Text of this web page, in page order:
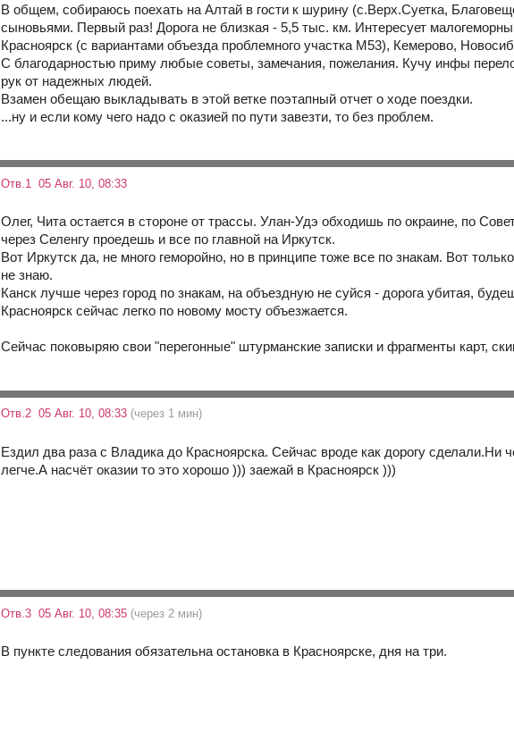
В общем, собираюсь поехать на Алтай в гости к шурину (с.Верх.Суетка,
сыновьями. Первый раз! Дорога не близкая - 5,5 тыс. км. Интересует
Красноярск (с вариантами объезда проблемного участка М53), Кемерово,
С благодарностью приму любые советы, замечания, пожелания. Кучу инфы
рук от надежных людей.
Взамен обещаю выкладывать в этой ветке поэтапный отчет о ходе поездки.
...ну и если кому чего надо с оказией по пути завезти, то без проблем.
Отв.1 05 Авг. 10, 08:33
Олег, Чита остается в стороне от трассы. Улан-Удэ обходишь по окраине, по
через Селенгу проедешь и все по главной на Иркутск.
Вот Иркутск да, не много геморойно, но в принципе тоже все по знакам. Вот
не знаю.
Канск лучше через город по знакам, на объездную не суйся - дорога убитая,
Красноярск сейчас легко по новому мосту объезжается.
Сейчас поковыряю свои "перегонные" штурманские записки и фрагменты карт,
Отв.2 05 Авг. 10, 08:33 (через 1 мин)
Ездил два раза с Владика до Красноярска. Сейчас вроде как дорогу сделали.Ни
легче.А насчёт оказии то это хорошо ))) заежай в Красноярск )))
Отв.3 05 Авг. 10, 08:35 (через 2 мин)
В пункте следования обязательна остановка в Красноярске, дня на три.